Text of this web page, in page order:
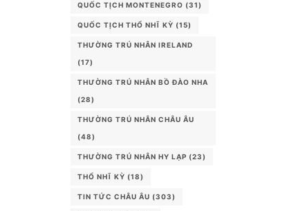
QUỐC TỊCH MONTENEGRO (31)
QUỐC TỊCH THỔ NHĨ KỲ (15)
THƯỜNG TRÚ NHÂN IRELAND
(17)
THƯỜNG TRÚ NHÂN BỒ ĐÀO NHA
(28)
THƯỜNG TRÚ NHÂN CHÂU ÂU
(48)
THƯỜNG TRÚ NHÂN HY LẠP (23)
THỔ NHĨ KỲ (18)
TIN TỨC CHÂU ÂU (303)